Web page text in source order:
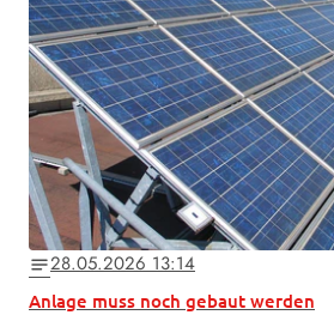
notes28.05.2026 13:14
Anlage muss noch gebaut werden